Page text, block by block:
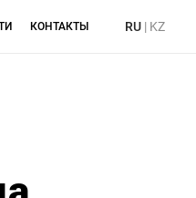
КОНТАКТЫ RU | KZ